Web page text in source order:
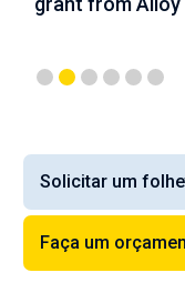
Solicitar um
Faça um